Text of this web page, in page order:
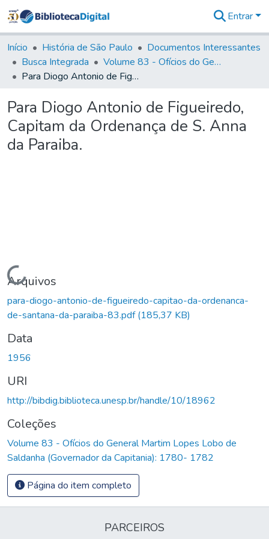
&
Coleções
Tudo na
Biblioteca
Estatísticas
Entrar
Início História de São Paulo
Documentos Interessantes
Busca Integrada
Volume 83 - Ofícios do General Martim Lopes Lobo de Saldanha (Governador da Capitania): 1780- 1782
Para Diogo Antonio de Figueiredo, Capitam da Ordenança de S. Anna da Paraiba.
Para Diogo Antonio de Figueiredo,
Capitam da Ordenança de S. Anna
da Paraiba.
Carregando...
Arquivos
para-diogo-antonio-de-figueiredo-capitao-da-ordenanca-
de-santana-da-paraiba-83.pdf(185,37 KB)
Data
1956
URI
http://bibdig.biblioteca.unesp.br/handle/10/18962
Coleções
Volume 83 - Ofícios do General Martim Lopes Lobo de
Saldanha (Governador da Capitania): 1780- 1782
Página do item completo
PARCEIROS